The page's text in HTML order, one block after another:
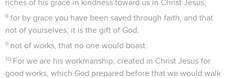
riches of his grace in kindness toward us in Christ Jesus;
8 for by grace you have been saved through faith, and that
not of yourselves; it is the gift of God,
9 not of works, that no one would boast.
10 For we are his workmanship, created in Christ Jesus for
good works, which God prepared before that we would walk